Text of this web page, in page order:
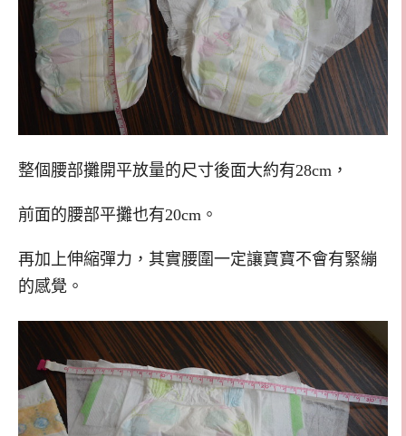
整個腰部攤開平放量的尺寸後面大約有28cm，
前面的腰部平攤也有20cm。
再加上伸縮彈力，其實腰圍一定讓寶寶不會有緊繃
的感覺。